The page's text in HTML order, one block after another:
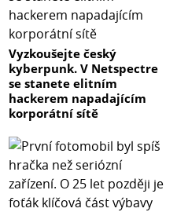
Vyzkoušejte český
kyberpunk. V Netspectre
se stanete elitním
hackerem napadajícím
korporátní sítě